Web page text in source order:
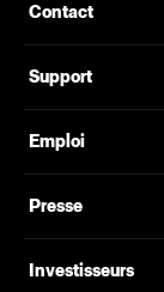
Contact
Support
Emploi
Presse
Investisseurs